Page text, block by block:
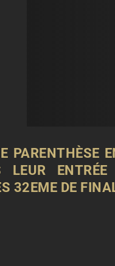
PARENTHÈSE
LEUR
32EME DE